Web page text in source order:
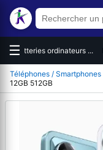
☰Batteries ordinateurs ...
Téléphones / Smartphones
12GB 512GB